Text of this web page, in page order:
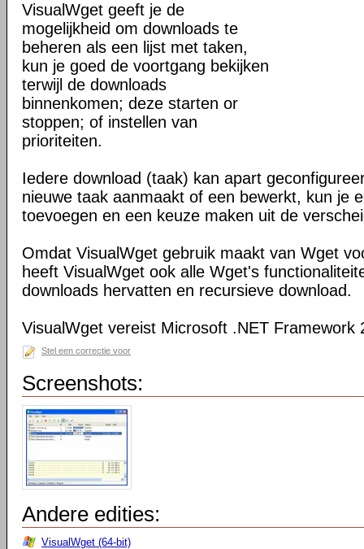
VisualWget geeft je de
mogelijkheid om downloads te
beheren als een lijst met taken,
kun je goed de voortgang bekijken
terwijl de downloads
binnenkomen; deze starten or
stoppen; of instellen van
prioriteiten.
Iedere download (taak) kan apart
nieuwe taak aanmaakt of een bewerkt, kun je
toevoegen en een keuze maken uit de
Omdat VisualWget gebruik maakt van Wget
heeft VisualWget ook alle Wget's
downloads hervatten en recursieve download.
VisualWget vereist Microsoft .NET Framework
Stel een correctie voor
Screenshots:
Andere edities:
VisualWget (64-bit)